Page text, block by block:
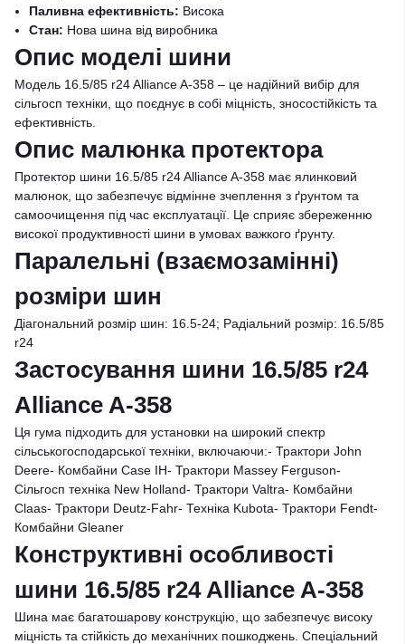
Паливна ефективність: Висока
Стан: Нова шина від виробника
Опис моделі шини
Модель 16.5/85 r24 Alliance A-358 – це надійний вибір для
сільгосп техніки, що поєднує в собі міцність, зносостійкість та
ефективність.
Опис малюнка протектора
Протектор шини 16.5/85 r24 Alliance A-358 має ялинковий
малюнок, що забезпечує відмінне зчеплення з ґрунтом та
самоочищення під час експлуатації. Це сприяє збереженню
високої продуктивності шини в умовах важкого ґрунту.
Паралельні (взаємозамінні)
розміри шин
Діагональний розмір шин: 16.5-24; Радіальний розмір: 16.5/85
r24
Застосування шини 16.5/85 r24
Alliance A-358
Ця гума підходить для установки на широкий спектр
сільськогосподарської техніки, включаючи:- Трактори John
Deere- Комбайни Case IH- Трактори Massey Ferguson-
Сільгосп техніка New Holland- Трактори Valtra- Комбайни
Claas- Трактори Deutz-Fahr- Техніка Kubota- Трактори Fendt-
Комбайни Gleaner
Конструктивні особливості
шини 16.5/85 r24 Alliance A-358
Шина має багатошарову конструкцію, що забезпечує високу
міцність та стійкість до механічних пошкоджень. Спеціальний